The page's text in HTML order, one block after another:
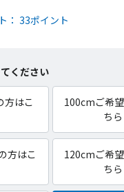
： 33ポイント
ください
方はこ
100cmご希
ちら
方はこ
120cmご希
ちら